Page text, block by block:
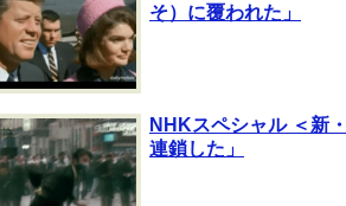
そ）に覆われた」
NHKスペシャル ＜新
連鎖した」